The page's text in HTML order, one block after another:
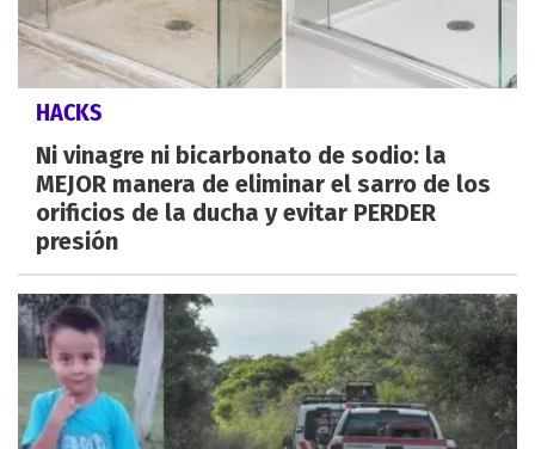
HACKS
Ni vinagre ni bicarbonato de sodio: la
MEJOR manera de eliminar el sarro de los
orificios de la ducha y evitar PERDER
presión